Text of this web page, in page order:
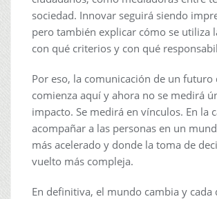
sociedad. Innovar seguirá siendo
pero también explicar cómo se utiliza
con qué criterios y con qué
Por eso, la comunicación de un futuro
comienza aquí y ahora no se medirá
impacto. Se medirá en vínculos. En la
acompañar a las personas en un
más acelerado y donde la toma de
vuelto más compleja.
En definitiva, el mundo cambia y cada